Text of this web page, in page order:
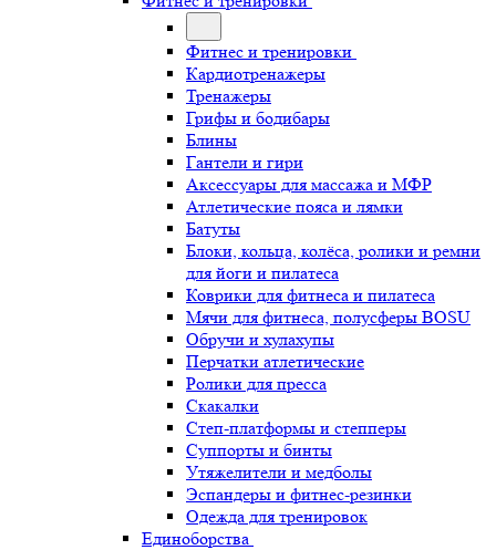
Фитнес и тренировки
Кардиотренажеры
Тренажеры
Грифы и бодибары
Блины
Гантели и гири
Аксессуары для массажа и МФР
Атлетические пояса и лямки
Батуты
Блоки, кольца, колёса, ролики и ремни
для йоги и пилатеса
Коврики для фитнеса и пилатеса
Мячи для фитнеса, полусферы BOSU
Обручи и хулахупы
Перчатки атлетические
Ролики для пресса
Скакалки
Степ-платформы и степперы
Суппорты и бинты
Утяжелители и медболы
Эспандеры и фитнес-резинки
Одежда для тренировок
Единоборства